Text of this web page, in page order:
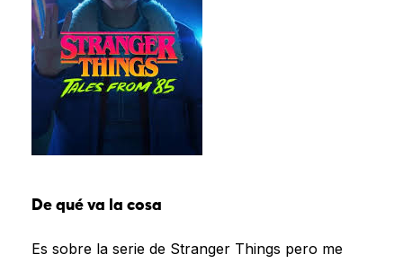
De qué va la cosa
Es sobre la serie de Stranger Things pero me